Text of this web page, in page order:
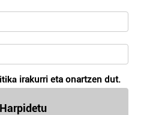
irakurri eta onartzen dut.
Harpidetu